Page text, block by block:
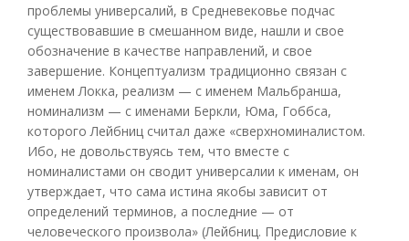
проблемы универсалий, в Средневековье подчас
существовавшие в смешанном виде, нашли и свое
обозначение в качестве направлений, и свое
завершение. Концептуализм традиционно связан с
именем Локка, реализм — с именем Мальбранша,
номинализм — с именами Беркли, Юма, Гоббса,
которого Лейбниц считал даже «сверхноминалистом.
Ибо, не довольствуясь тем, что вместе с
номиналистами он сводит универсалии к именам, он
утверждает, что сама истина якобы зависит от
определений терминов, а последние — от
человеческого произвола» (Лейбниц. Предисловие к